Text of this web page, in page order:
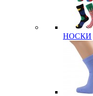
НОСКИ